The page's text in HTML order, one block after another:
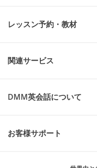
レッスン予約・教材
関連サービス
DMM英会話について
お客様サポート